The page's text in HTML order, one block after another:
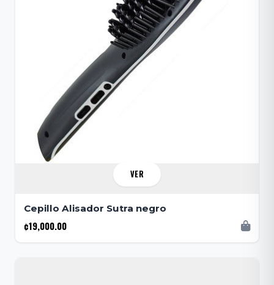
VER
Cepillo Alisador Sutra negro
¢19,000.00